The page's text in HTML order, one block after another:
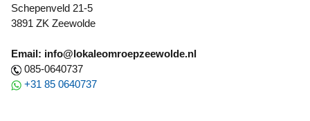
Schepenveld 21-5
3891 ZK Zeewolde
Email: info@lokaleomroepzeewolde.nl
085-0640737
+31 85 0640737